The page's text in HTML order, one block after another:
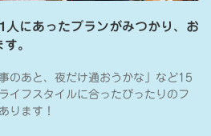
人にあったプランがみつかり、お
。
のあと、夜だけ通おうかな」など15
イフスタイルに合ったぴったりのフ
ります！